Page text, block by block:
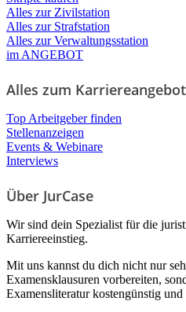
Alles zur Zivilstation
Alles zur Strafstation
Alles zur Verwaltungsstation
im ANGEBOT
Alles zum Karriereangebot
Top Arbeitgeber finden
Stellenanzeigen
Events & Webinare
Interviews
Über JurCase
Wir sind dein Spezialist für die
Karriereeinstieg.
Mit uns kannst du dich nicht nur
Examensklausuren vorbereiten,
Examensliteratur kostengünstig